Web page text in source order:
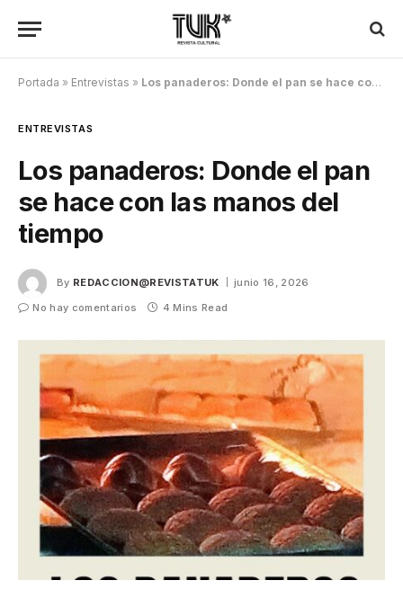
Portada » Entrevistas » Los panaderos: Donde el pan se hace con las manos del tiempo
ENTREVISTAS
Los panaderos: Donde el pan
se hace con las manos del
tiempo
By REDACCION@REVISTATUK
junio 16, 2026
No hay comentarios
4 Mins Read